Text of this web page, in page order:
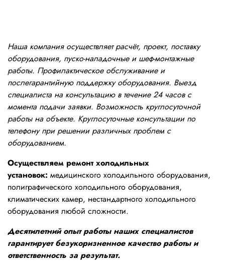
Наша компания осуществляет расчёт, проект, поставку
оборудования, пуско-наладочные и шеф-монтажные
работы. Профилактическое обслуживание и
послегарантийную поддержку оборудования. Выезд
специалиста на консультацию в течение 24 часов с
момента подачи заявки. Возможность круглосуточной
работы на объекте. Круглосуточные консультации по
телефону при решении различных проблем с
оборудованием.
Осуществляем ремонт холодильных
установок: медицинского холодильного оборудования,
полиграфического холодильного оборудования,
климатических камер, нестандартного холодильного
оборудования любой сложности.
Десятилетний опыт работы наших специалистов
гарантирует безукоризненное качество работы и
ответственность за результат.